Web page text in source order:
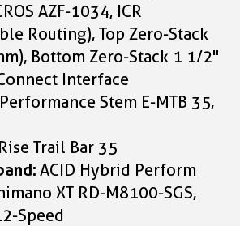
AZF-1034, ICR
Routing), Top Zero-Stack
Bottom Zero-Stack 1 1/2"
Interface
Stem E-MTB 35,
Trail Bar 35
ACID Hybrid Perform
XT RD-M8100-SGS,
Speed